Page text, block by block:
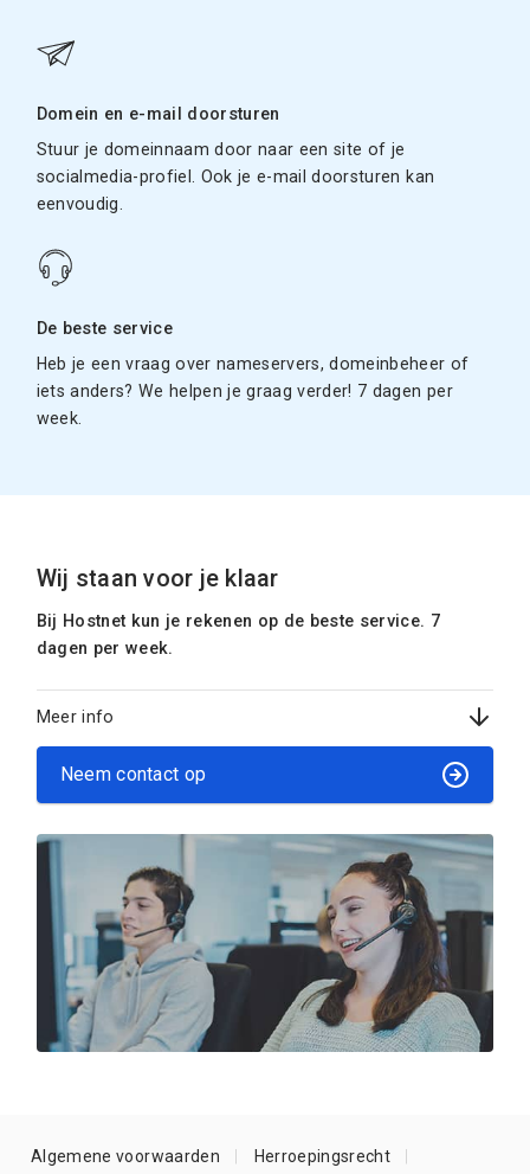
Domein en e-mail doorsturen
Stuur je domeinnaam door naar een site of je
socialmedia-profiel. Ook je e-mail doorsturen kan
eenvoudig.
De beste service
Heb je een vraag over nameservers, domeinbeheer of
iets anders? We helpen je graag verder! 7 dagen per
week.
Wij staan voor je klaar
Bij Hostnet kun je rekenen op de beste service. 7
dagen per week.
Meer info
Neem contact op
Algemene voorwaarden Herroepingsrecht